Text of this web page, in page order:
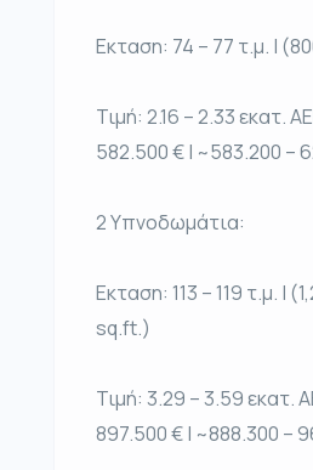
Εκταση: 74 – 77 τ.μ. |
Τιμή: 2.16 – 2.33 εκατ.
582.500 € | ~583.200 –
2 Υπνοδωμάτια:
Εκταση: 113 – 119 τ.μ. |
sq.ft.)
Τιμή: 3.29 – 3.59 εκατ.
897.500 € | ~888.300 –